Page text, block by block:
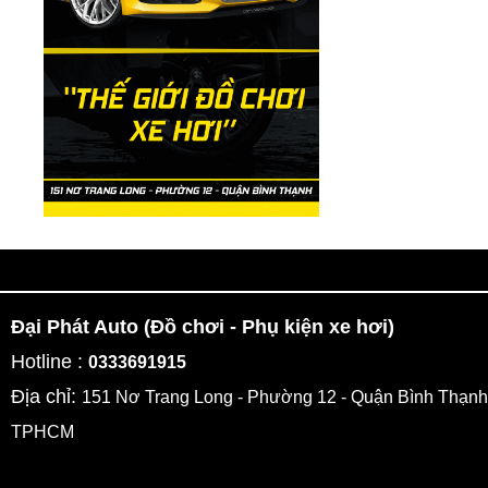
Đại Phát Auto (Đồ chơi - Phụ kiện xe hơi)
Hotline : 0333691915
Địa chỉ: 151 Nơ Trang Long - Phường 12 - Quận Bình
TPHCM